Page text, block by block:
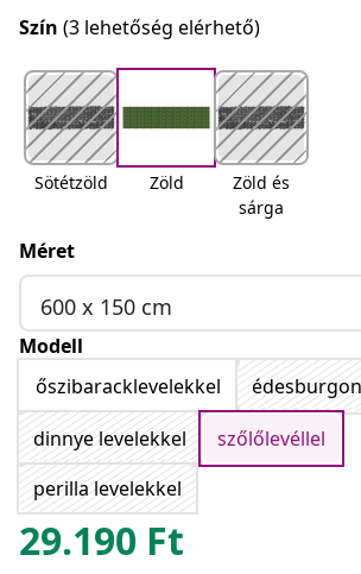
Szín (3 lehetőség elérhető)
Sötétzöld Zöld
Zöld és
sárga
Méret
600 x 150 cm
Modell
őszibaracklevelekkel
dinnye levelekkel
szőlőlevéllel
perilla levelekkel
29.190 Ft